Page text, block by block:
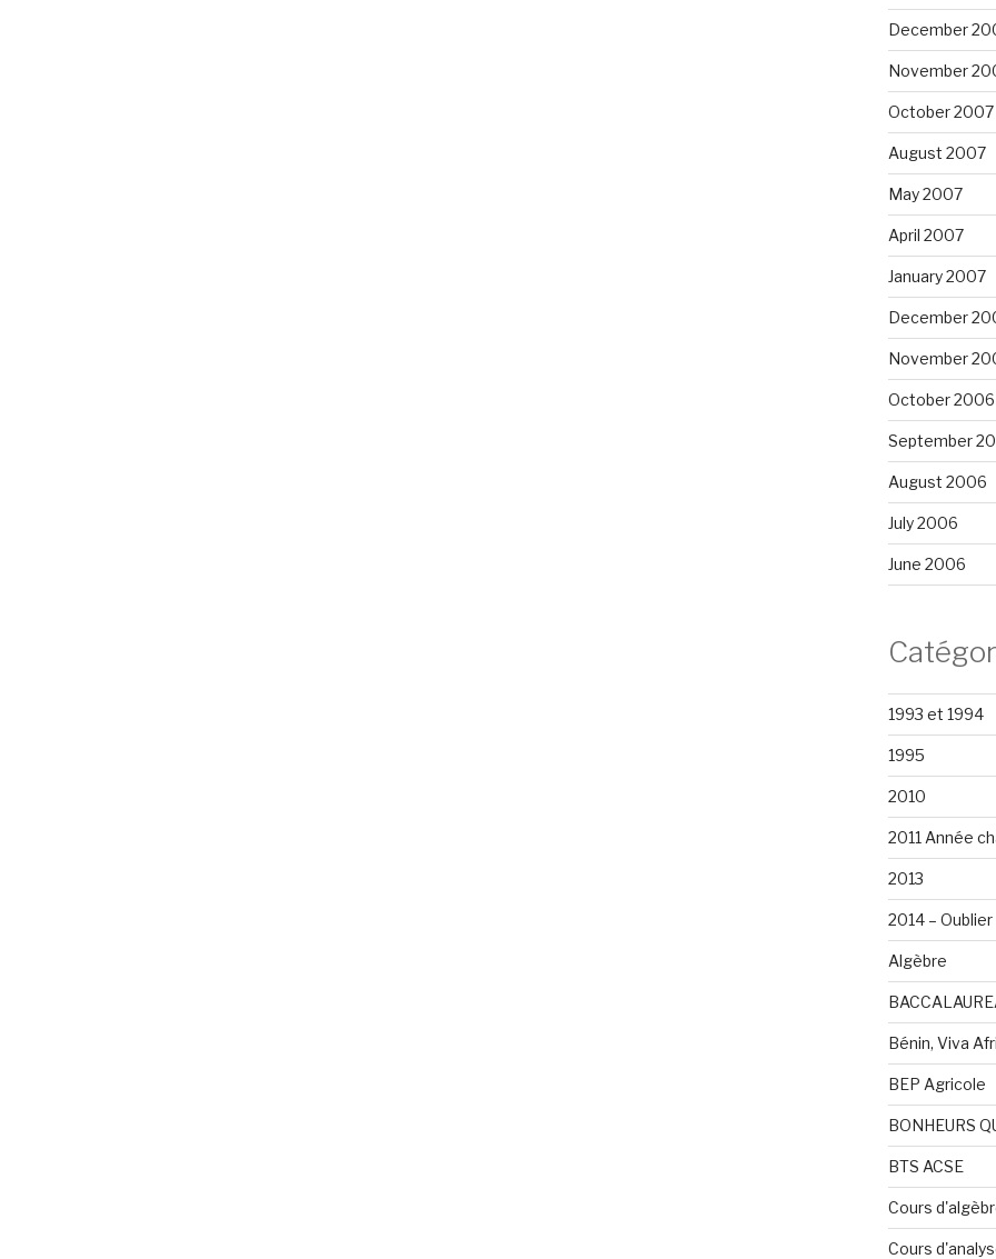
December
November
October 2007
August 2007
May 2007
April 2007
January 2007
December
November
October 2006
September
August 2006
July 2006
June 2006
1993 et 1994
1995
2010
2011 Année
2013
2014 –
Algèbre
Bénin, Viva
BEP Agricole
BONHEURS
BTS ACSE
Cours
Cours